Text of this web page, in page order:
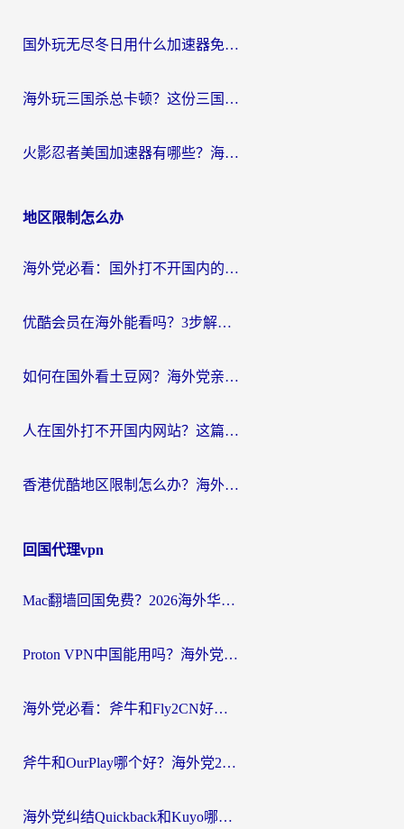
国外玩无尽冬日用什么加速器免费？海外党国服游戏加速避坑指南
海外玩三国杀总卡顿？这份三国杀游戏加速器指南帮你告别延迟烦恼
火影忍者美国加速器有哪些？海外党亲测的国服游戏加速全攻略（含菲律宾玩三国之刃守望黎明技巧）
地区限制怎么办
海外党必看：国外打不开国内的app怎么办？3步解决你的乡愁
优酷会员在海外能看吗？3步解决海外追剧难题，附实测好用加速器推荐
如何在国外看土豆网？海外党亲测有效的追剧加速器选择指南
人在国外打不开国内网站？这篇攻略帮你无缝解锁国内资源（附交管12123使用技巧）
香港优酷地区限制怎么办？海外党亲测有效的追剧解决方案
回国代理vpn
Mac翻墙回国免费？2026海外华人亲测：从CCTV5直播到国内APP，这样选加速器才靠谱
Proton VPN中国能用吗？海外党选回国加速器的避坑指南（附番茄加速器实测）
海外党必看：斧牛和Fly2CN好用吗？3招教你选对回国加速器（附免费试用攻略）
斧牛和OurPlay哪个好？海外党2026亲测：选对加速器，国内资源秒加载
海外党纠结Quickback和Kuyo哪个好？选对回国加速器才能无缝刷国内资源